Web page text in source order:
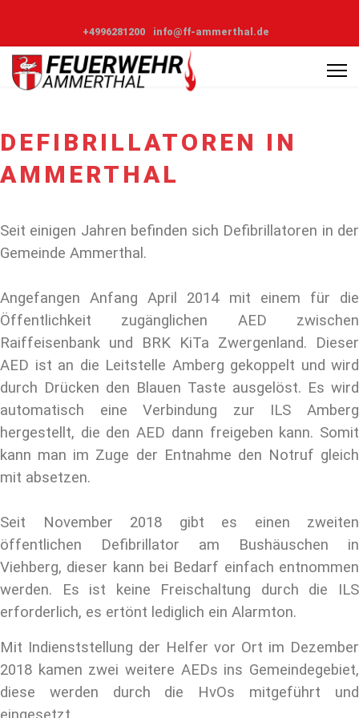
+4996281200 info@ff-ammerthal.de
DEFIBRILLATOREN IN
AMMERTHAL
Seit einigen Jahren befinden sich Defibrillatoren in der
Gemeinde Ammerthal.
Angefangen Anfang April 2014 mit einem für die
Öffentlichkeit zugänglichen AED zwischen
Raiffeisenbank und BRK KiTa Zwergenland. Dieser
AED ist an die Leitstelle Amberg gekoppelt und wird
durch Drücken den Blauen Taste ausgelöst. Es wird
automatisch eine Verbindung zur ILS Amberg
hergestellt, die den AED dann freigeben kann. Somit
kann man im Zuge der Entnahme den Notruf gleich
mit absetzen.
Seit November 2018 gibt es einen zweiten
öffentlichen Defibrillator am Bushäuschen in
Viehberg, dieser kann bei Bedarf einfach entnommen
werden. Es ist keine Freischaltung durch die ILS
erforderlich, es ertönt lediglich ein Alarmton.
Mit Indienststellung der Helfer vor Ort im Dezember
2018 kamen zwei weitere AEDs ins Gemeindegebiet,
diese werden durch die HvOs mitgeführt und